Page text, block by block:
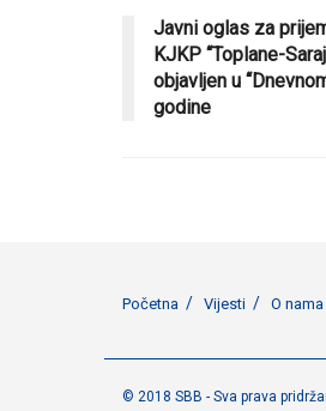
Javni oglas za
KJKP “Toplane-
objavljen u
godine
Početna Vijesti O nama
© 2018 SBB - Sva prava